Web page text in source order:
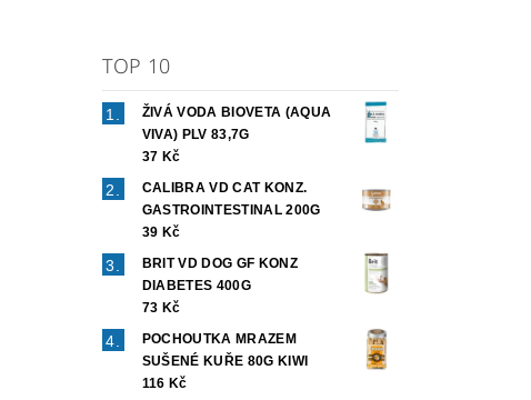
TOP 10
ŽIVÁ VODA BIOVETA (AQUA
VIVA) PLV 83,7G
37 Kč
CALIBRA VD CAT KONZ.
GASTROINTESTINAL 200G
39 Kč
BRIT VD DOG GF KONZ
DIABETES 400G
73 Kč
POCHOUTKA MRAZEM
SUŠENÉ KUŘE 80G KIWI
116 Kč